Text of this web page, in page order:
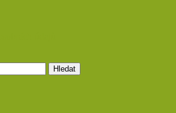
Hledat